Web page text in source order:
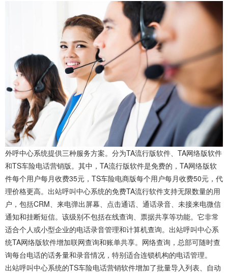
外呼中心系统提供三种服务方案。分为TA流行版软件、TA网络版软件
和TS车险电话营销版。其中，TA流行版软件是免费的，TA网络版软
件每个用户每月收费35元，TS车险电商版每个用户每月收费50元，代
理价格更高。出站呼叫中心系统的免费TA流行软件支持无限数量的用
户，包括CRM、来电弹出屏幕、点击通话、通话录音、未接来电微信
通知和挂断短信。该级别不包括在线查询、票据共享等功能。它非常
适合个人或小型企业的电话录音管理和计算机查询。出站呼叫中心系
统TA网络版软件增加联网查询和账单共享。网络查询，总部可随时查
询每台电话的话务量和录音情况，特别适合连锁机构的电话管理。
出站呼叫中心系统的TS车险电话营销软件增加了批量导入列表、自动